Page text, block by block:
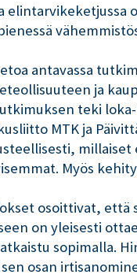
antavassa
ja
teki
MTK ja
Myös
osoittivat, että
on yleisesti
sopimalla.
osan